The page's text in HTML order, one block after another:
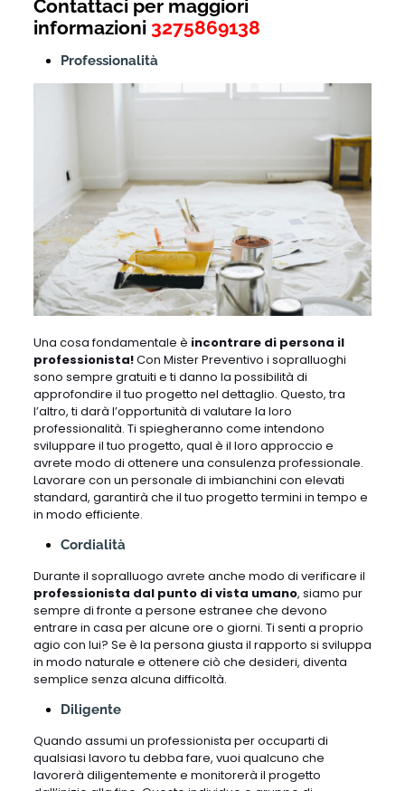
Contattaci per maggiori
informazioni 3275869138
Professionalità
Una cosa fondamentale è incontrare di persona il
professionista!Con Mister Preventivo i sopralluoghi
sono sempre gratuiti e ti danno la possibilità di
approfondire il tuo progetto nel dettaglio. Questo, tra
l’altro, ti darà l’opportunità di valutare la loro
professionalità. Ti spiegheranno come intendono
sviluppare il tuo progetto, qual è il loro approccio e
avrete modo di ottenere una consulenza professionale.
Lavorare con un personale di imbianchini con elevati
standard, garantirà che il tuo progetto termini in tempo e
in modo efficiente.
Cordialità
Durante il sopralluogo avrete anche modo di verificare il
professionista dal punto di vista umano, siamo pur
sempre di fronte a persone estranee che devono
entrare in casa per alcune ore o giorni. Ti senti a proprio
agio con lui? Se è la persona giusta il rapporto si sviluppa
in modo naturale e ottenere ciò che desideri, diventa
semplice senza alcuna difficoltà.
Diligente
Quando assumi un professionista per occuparti di
qualsiasi lavoro tu debba fare, vuoi qualcuno che
lavorerà diligentemente e monitorerà il progetto